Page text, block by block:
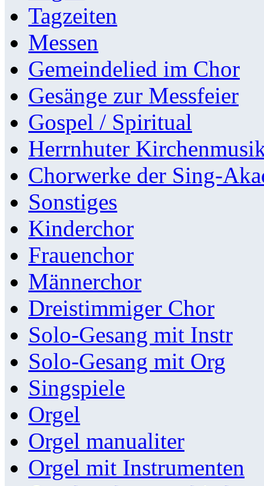
Tagzeiten
Messen
Gemeindelied im Chor
Gesänge zur Messfeier
Gospel / Spiritual
Herrnhuter
Chorwerke der Sing-
Sonstiges
Kinderchor
Frauenchor
Männerchor
Dreistimmiger Chor
Solo-Gesang mit Instr
Solo-Gesang mit Org
Singspiele
Orgel
Orgel manualiter
Orgel mit Instrumenten